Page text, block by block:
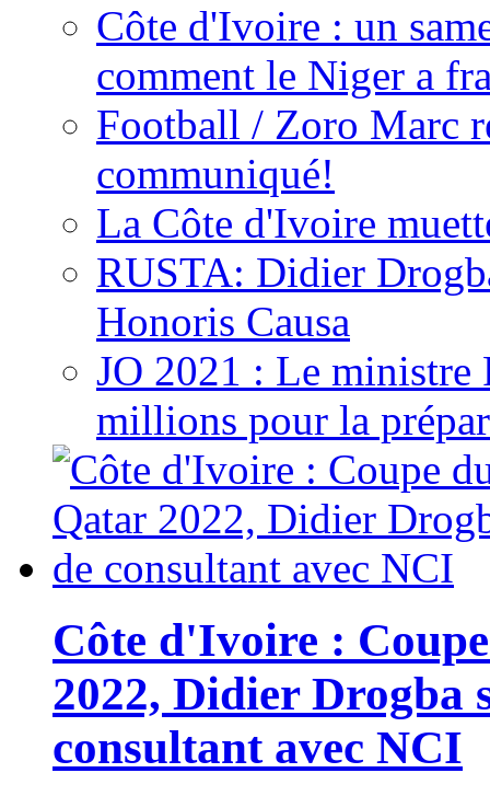
Côte d'Ivoire : un
comment le Niger a
Football / Zoro Marc
communiqué!
La Côte d'Ivoire
RUSTA: Didier
Honoris Causa
JO 2021 : Le ministre
millions pour la
Côte d'Ivoire :
2022, Didier Drogba
consultant avec NCI